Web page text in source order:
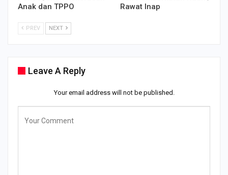
Anak dan TPPO
Rawat Inap
PREV NEXT
Leave A Reply
Your email address will not be published.